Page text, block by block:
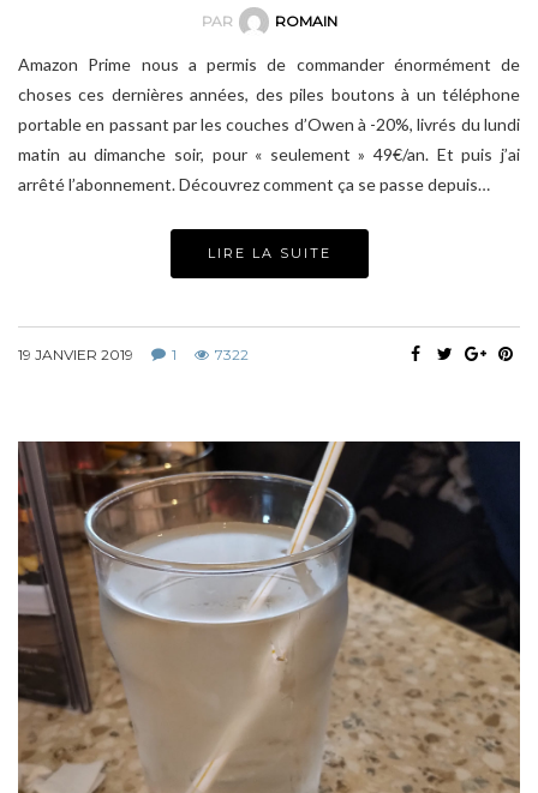
PAR ROMAIN
Amazon Prime nous a permis de commander énormément de
choses ces dernières années, des piles boutons à un téléphone
portable en passant par les couches d’Owen à -20%, livrés du lundi
matin au dimanche soir, pour « seulement » 49€/an. Et puis j’ai
arrêté l’abonnement. Découvrez comment ça se passe depuis…
LIRE LA SUITE
19 JANVIER 2019 1 7322